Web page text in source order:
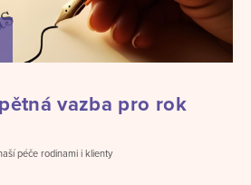
vazba pro rok
péče rodinami i klienty